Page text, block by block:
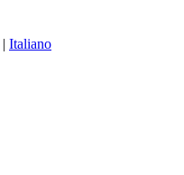
| Italiano